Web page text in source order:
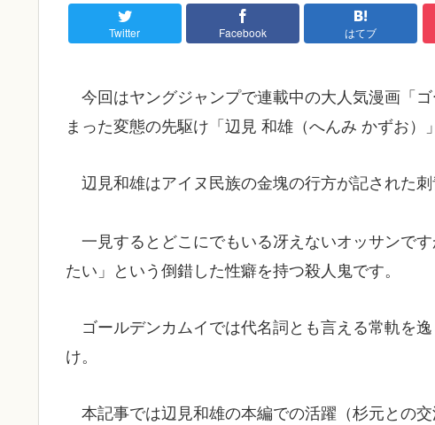
Twitter Facebook はてブ
今回はヤングジャンプで連載中の大人気漫画「
まった変態の先駆け「辺見 和雄（へんみ かずお）
辺見和雄はアイヌ民族の金塊の行方が記された刺
一見するとどこにでもいる冴えないオッサンで
たい」という倒錯した性癖を持つ殺人鬼です。
ゴールデンカムイでは代名詞とも言える常軌を
け。
本記事では辺見和雄の本編での活躍（杉元との